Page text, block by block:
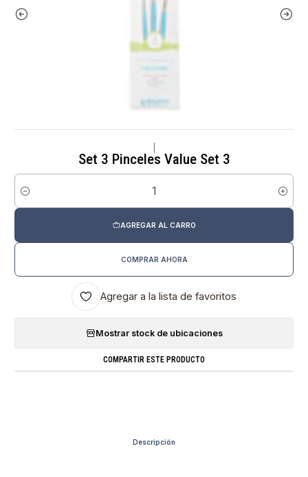
Set 3 Pinceles Value Set 3
Cantidad
AGREGAR AL CARRO
COMPRAR AHORA
Agregar a la lista de favoritos
Mostrar stock de ubicaciones
COMPARTIR ESTE PRODUCTO
Descripción